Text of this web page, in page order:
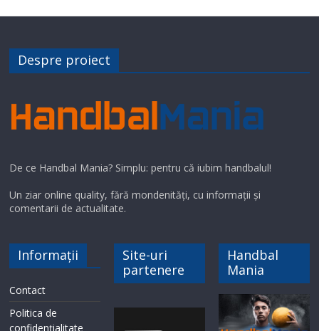
Despre proiect
De ce Handbal Mania? Simplu: pentru că iubim handbalul!
Un ziar online quality, fără mondenități, cu informații și
comentarii de actualitate.
Informații
Contact
Politica de
confidențialitate
Site-uri
partenere
Handbal
Mania